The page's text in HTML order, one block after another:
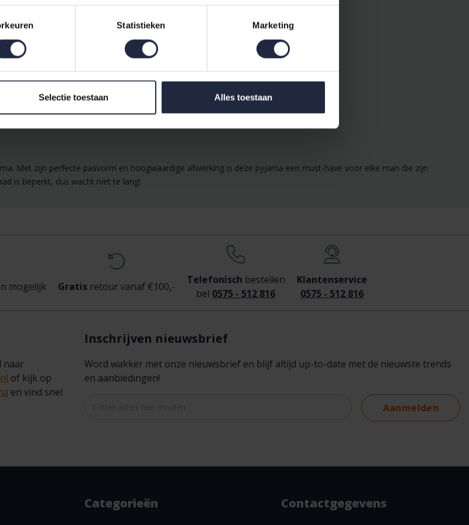
Statistieken Marketing
Selectie toestaan Alles toestaan
Met zijn perfecte pasvorm en hoogwaardige afwerking is deze pyjama een must-have voor elke man die zijn
is beperkt, dus wacht niet te lang!
mogelijk Gratisretour vanaf €100,-
Telefonisch bestellen
bel 0575 - 512 816
Klantenservice
0575 - 512 816
naar
of kijk op
en vind snel
Inschrijven nieuwsbrief
Word wakker met onze nieuwsbrief en blijf altijd up-to-date met de nieuwste trends
en aanbiedingen!
Aanmelden
Categorieën Contactgegevens